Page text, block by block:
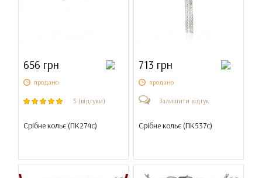
656 грн
продано
5 (відгуки)
Срібне кольє (ПК274с)
713 грн
продано
Залишити відгук
Срібне кольє (ПК537с)